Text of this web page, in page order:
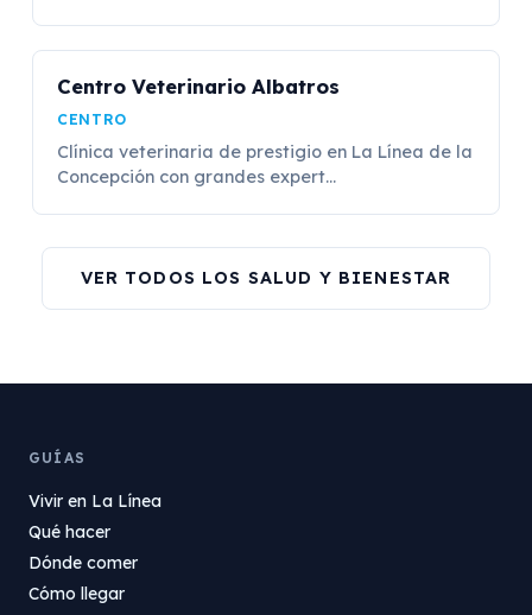
Centro Veterinario Albatros
CENTRO
Clínica veterinaria de prestigio en La Línea de la
Concepción con grandes expert...
VER TODOS LOS SALUD Y BIENESTAR
GUÍAS
Vivir en La Línea
Qué hacer
Dónde comer
Cómo llegar